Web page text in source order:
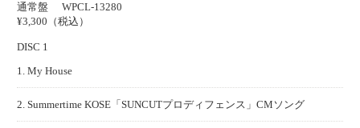
通常盤
WPCL-13280
¥3,300（税込）
DISC 1
1. My House
2. Summertime KOSE「SUNCUTプロディフェンス」CMソング